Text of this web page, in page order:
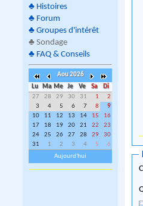
♣ Histoires
♣ Forum
♣ Groupes d'intérêt
♣ Sondage
♣ FAQ & Conseils
Aou 2026
Lu
Ma Me Je Ve Sa
Di
27
28 29 30 31 1
2
3
4 5 6 7 8
9
10
11 12 13 14 15
16
17
18 19 20 21 22
23
24
25 26 27 28 29
30
31
1 2 3 4 5
6
Aujourd'hui